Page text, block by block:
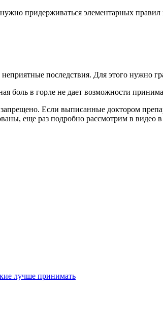
придерживаться элементарных
последствия. Для этого нужно
боль в горле не дает возможности
Если выписанные доктором
еще раз подробно рассмотрим в видео в
лучше принимать